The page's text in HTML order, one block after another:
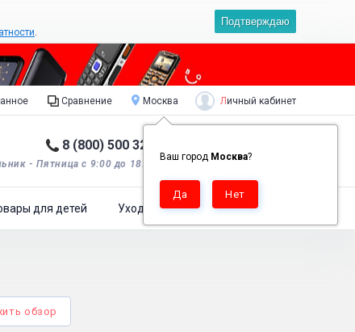
.
Подтверждаю
Сравнение Москва
Ваш город Москва?
Личный кабинет
8 (800) 500 32 90
- Пятница с 9:00 до 18:00*.
0 Корзина пуста
для детей Уход за одеждой
обзор